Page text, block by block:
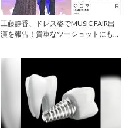
工藤静香、ドレス姿でMUSIC FAIR出
演を報告！貴重なツーショットにも反